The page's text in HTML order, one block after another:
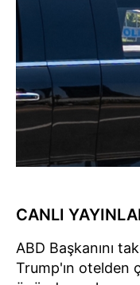
CANLI
ABD Başkanını
Trump'ın otelden